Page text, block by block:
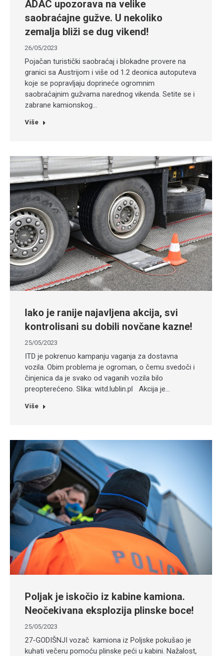
ADAC upozorava na velike
saobraćajne gužve. U nekoliko
zemalja bliži se dug vikend!
26/05/2023
Pojačan turistički saobraćaj i blokadne provere na
granici sa Austrijom i više od 1.2 deonica autoputeva
koje se popravljaju doprineće ogromnim
saobraćajnim gužvama narednog vikenda. Setite se i
zabrane kamionskog…
Više
Iako je ranije najavljena akcija, svi
kontrolisani su dobili novčane kazne!
25/05/2023
ITD je pokrenuo kampanju vaganja za dostavna
vozila. Obim problema je ogroman, o čemu svedoči i
činjenica da je svako od vaganih vozila bilo
preopterećeno. Slika: witd.lublin.pl Akcija je…
Više
Poljak je iskočio iz kabine kamiona.
Neočekivana eksplozija plinske boce!
25/05/2023
27-GODIŠNJI vozač kamiona iz Poljske pokušao je
kuhati večeru pomoću plinske peći u kabini. Nažalost,